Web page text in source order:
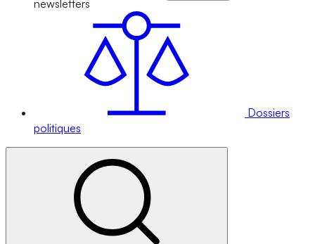
newsletters
Dossiers
politiques